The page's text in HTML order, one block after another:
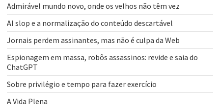
Admirável mundo novo, onde os velhos não têm vez
AI slop e a normalização do conteúdo descartável
Jornais perdem assinantes, mas não é culpa da Web
Espionagem em massa, robôs assassinos: revide e saia do
ChatGPT
Sobre privilégio e tempo para fazer exercício
A Vida Plena